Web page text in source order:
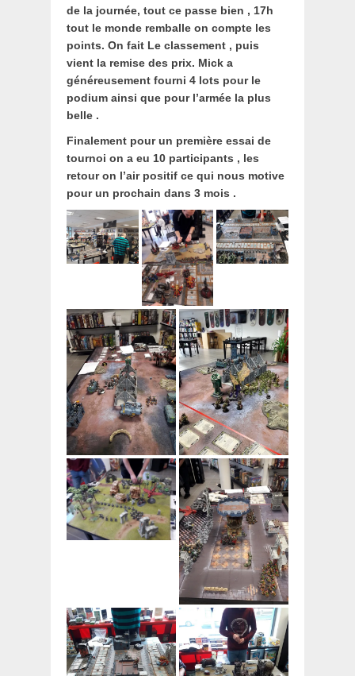
de la journée, tout ce passe bien , 17h
tout le monde remballe on compte les
points. On fait Le classement , puis
vient la remise des prix. Mick a
généreusement fourni 4 lots pour le
podium ainsi que pour l’armée la plus
belle .
Finalement pour un première essai de
tournoi on a eu 10 participants , les
retour on l’air positif ce qui nous motive
pour un prochain dans 3 mois .